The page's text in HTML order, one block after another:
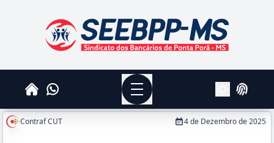
SEEBPPMS - Sindicato dos Bancários de Ponta
HomeWhatsapp
Menu
AlterarLogin
Contraf CUT 4 de Dezembro de 2025